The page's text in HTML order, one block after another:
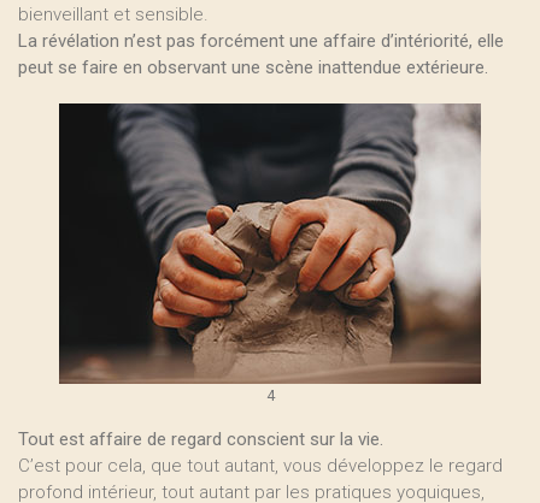
bienveillant et sensible.
La révélation n’est pas forcément une affaire d’intériorité, elle
peut se faire en observant une scène inattendue extérieure.
4
Tout est affaire de regard conscient sur la vie.
C’est pour cela, que tout autant, vous développez le regard
profond intérieur, tout autant par les pratiques yoquiques,